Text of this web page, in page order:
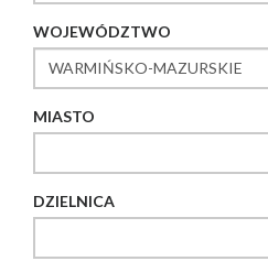
WOJEWÓDZTWO
MIASTO
DZIELNICA